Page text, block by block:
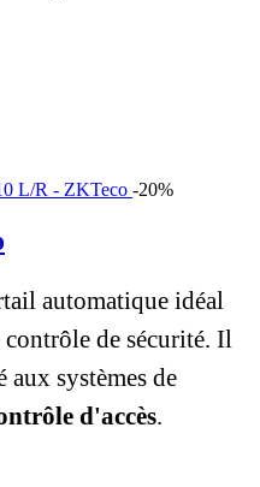
-20%
automatique idéal
de sécurité. Il
systèmes de
d'accès.